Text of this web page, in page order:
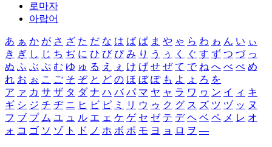
로마자
아랍어
あ ぁ か が さ ざ た だ な は ば ぱ ま や ゃ ら わ ゎ ん い ぃ
き ぎ し じ ち ぢ に ひ び ぴ み り う ぅ く ぐ す ず つ づ っ
ぬ ふ ぶ ぷ む ゆ ゅ る え ぇ け げ せ ぜ て で ね へ べ ぺ め
れ お ぉ こ ご そ ぞ と ど の ほ ぼ ぽ も よ ょ ろ を
ア ァ カ サ ザ タ ダ ナ ハ バ パ マ ヤ ャ ラ ワ ヮ ン イ ィ キ
ギ シ ジ チ ヂ ニ ヒ ビ ピ ミ リ ウ ゥ ク グ ス ズ ツ ヅ ッ ヌ
フ ブ プ ム ユ ュ ル エ ェ ケ ゲ セ ゼ テ デ ヘ ベ ペ メ レ オ
ォ コ ゴ ソ ゾ ト ド ノ ホ ボ ポ モ ヨ ョ ロ ヲ ―